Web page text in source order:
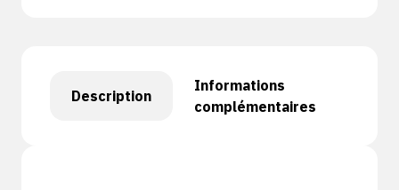
Description
Informations
complémentaires